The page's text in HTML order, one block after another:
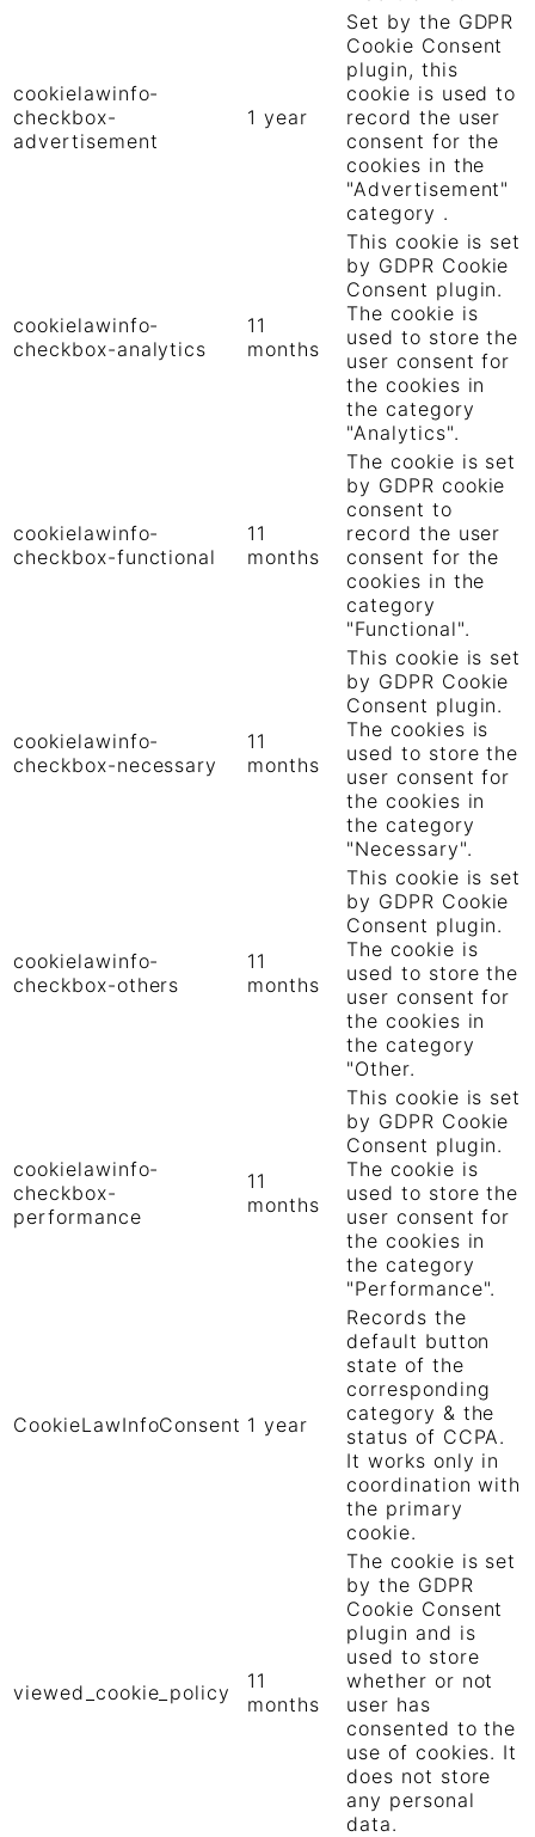
cookielawinfo-
checkbox-
advertisement
1 year
Set by the GDPR
Cookie Consent
plugin, this
cookie is used to
record the user
consent for the
cookies in the
"Advertisement"
category .
cookielawinfo-
checkbox-analytics
11
months
This cookie is set
by GDPR Cookie
Consent plugin.
The cookie is
used to store the
user consent for
the cookies in
the category
"Analytics".
cookielawinfo-
checkbox-functional
11
months
The cookie is set
by GDPR cookie
consent to
record the user
consent for the
cookies in the
category
"Functional".
cookielawinfo-
checkbox-necessary
11
months
This cookie is set
by GDPR Cookie
Consent plugin.
The cookies is
used to store the
user consent for
the cookies in
the category
"Necessary".
cookielawinfo-
checkbox-others
11
months
This cookie is set
by GDPR Cookie
Consent plugin.
The cookie is
used to store the
user consent for
the cookies in
the category
"Other.
cookielawinfo-
checkbox-
performance
11
months
This cookie is set
by GDPR Cookie
Consent plugin.
The cookie is
used to store the
user consent for
the cookies in
the category
"Performance".
CookieLawInfoConsent 1 year
Records the
default button
state of the
corresponding
category & the
status of CCPA.
It works only in
coordination with
the primary
cookie.
viewed_cookie_policy
11
months
The cookie is set
by the GDPR
Cookie Consent
plugin and is
used to store
whether or not
user has
consented to the
use of cookies. It
does not store
any personal
data.